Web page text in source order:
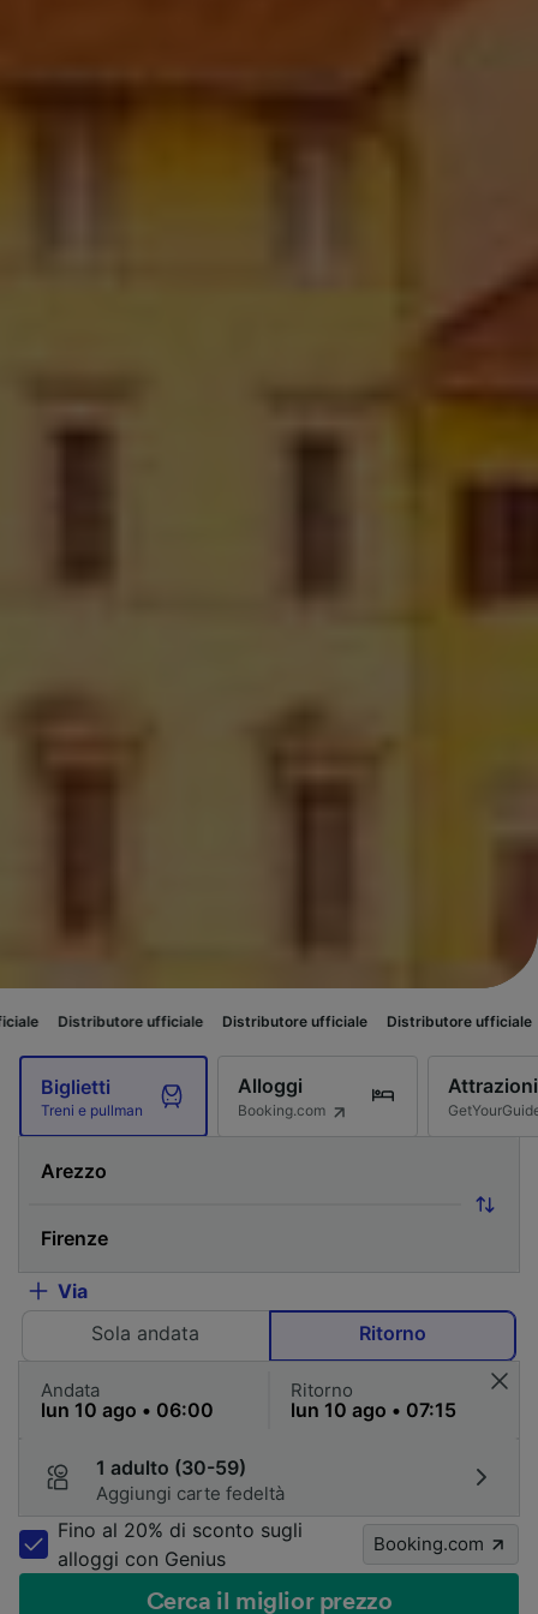
ufficiale Distributore ufficiale Distributore ufficiale Distributore
Biglietti
Treni e pullman
Alloggi
Booking.com
Attrazioni
Via
Sola andata
Ritorno
Andata Ritorno
1 adulto (30-59)
Aggiungi carte fedeltà
Fino al 20% di sconto sugli
alloggi con Genius
Booking.com
Cerca il miglior prezzo